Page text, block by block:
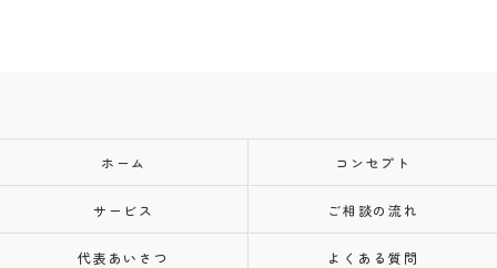
ホーム コンセプト
サービス ご相談の流れ
代表あいさつ よくある質問